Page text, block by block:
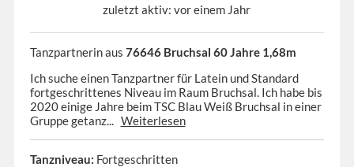
zuletzt aktiv: vor einem Jahr
Tanzpartnerin aus 76646 Bruchsal 60 Jahre 1,68m
Ich suche einen Tanzpartner für Latein und Standard
fortgeschrittenes Niveau im Raum Bruchsal. Ich habe bis
2020 einige Jahre beim TSC Blau Weiß Bruchsal in einer
Gruppe getanz... Weiterlesen
Tanzniveau: Fortgeschritten